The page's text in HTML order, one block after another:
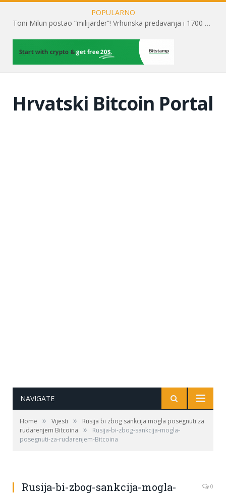
POPULARNO
Toni Milun postao “milijarder”! Vrhunska predavanja i 1700 posjetitelja obilježili su mjesec financijske pismenosti
Hrvatski Bitcoin Portal
NAVIGATE
Home » Vijesti »
Rusija bi zbog sankcija mogla posegnuti za
rudarenjem Bitcoina
»
Rusija-bi-zbog-sankcija-mogla-
posegnuti-za-rudarenjem-Bitcoina
Rusija-bi-zbog-sankcija-mogla-
0